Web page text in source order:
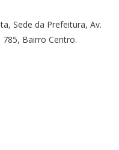
Sede da Prefeitura, Av.
785, Bairro Centro.